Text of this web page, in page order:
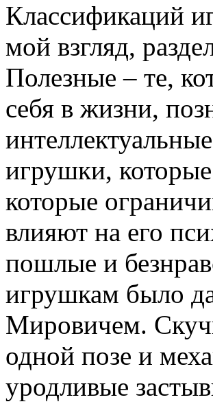
Классификаций
мой взгляд,
Полезные – те,
себя в жизни,
игрушки,
которые
влияют на его
пошлые и
игрушкам было
Мировичем.
одной позе и
уродливые